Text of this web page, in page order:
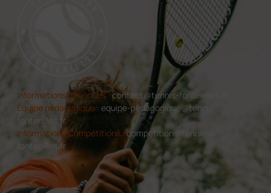
Informations générales :contact@tennis-fontenilles.fr
Équipe pédagogique : equipe-pedagogique@tennis-
fontenilles.fr
Informations Compétitions :competition@tennis-
fontenilles.fr